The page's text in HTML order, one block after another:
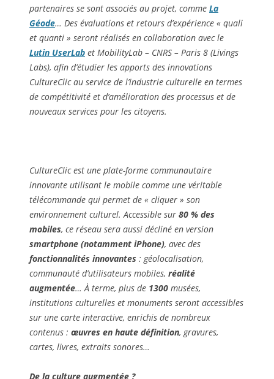
partenaires se sont associés au projet, comme La
Géode… Des évaluations et retours d’expérience « quali
et quanti » seront réalisés en collaboration avec le
Lutin UserLab et MobilityLab – CNRS – Paris 8 (Livings
Labs), afin d’étudier les apports des innovations
CultureClic au service de l’industrie culturelle en termes
de compétitivité et d’amélioration des processus et de
nouveaux services pour les citoyens.
CultureClic est une plate-forme communautaire
innovante utilisant le mobile comme une véritable
télécommande qui permet de « cliquer » son
environnement culturel. Accessible sur 80 % des
mobiles, ce réseau sera aussi décliné en version
smartphone (notamment iPhone), avec des
fonctionnalités innovantes : géolocalisation,
communauté d’utilisateurs mobiles, réalité
augmentée… À terme, plus de 1300 musées,
institutions culturelles et monuments seront accessibles
sur une carte interactive, enrichis de nombreux
contenus : œuvres en haute définition, gravures,
cartes, livres, extraits sonores…
De la culture augmentée ?